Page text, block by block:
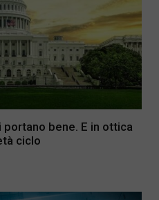
bene. E in ottica
ciclo